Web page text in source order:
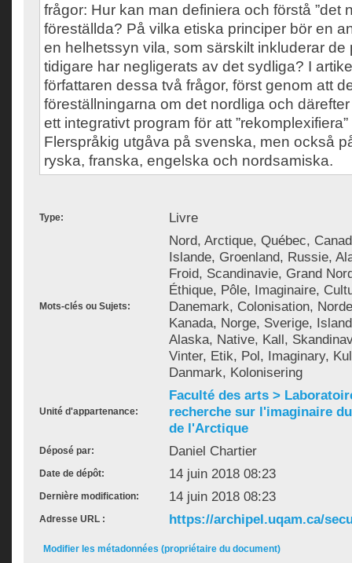
frågor: Hur kan man definiera och förstå ”det
föreställda? På vilka etiska principer bör en
en helhetssyn vila, som särskilt inkluderar de
tidigare har negligerats av det sydliga? I
författaren dessa två frågor, först genom att
föreställningarna om det nordliga och
ett integrativt program för att
Flerspråkig utgåva på svenska, men också
ryska, franska, engelska och nordsamiska.
Type: Livre
Mots-clés ou Sujets:
Nord, Arctique, Québec,
Islande, Groenland, Russie,
Froid, Scandinavie, Grand
Éthique, Pôle, Imaginaire,
Danemark, Colonisation,
Kanada, Norge, Sverige,
Alaska, Native, Kall,
Vinter, Etik, Pol, Imaginary,
Danmark, Kolonisering
Unité d'appartenance:
Faculté des arts >
recherche sur l'imaginaire
de l'Arctique
Déposé par: Daniel Chartier
Date de dépôt: 14 juin 2018 08:23
Dernière modification: 14 juin 2018 08:23
Adresse URL : https://archipel.uqam.ca/
Modifier les métadonnées (propriétaire du document)